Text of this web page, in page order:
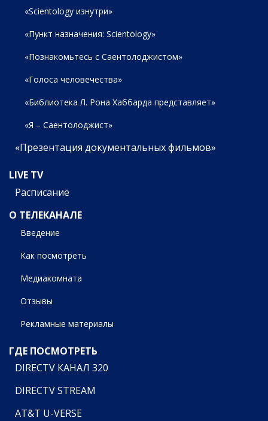
«Scientology изнутри»
«Пункт назначения: Scientology»
«Познакомьтесь с Саентолоджистом»
«Голоса человечества»
«Библиотека Л. Рона Хаббарда представляет»
«Я – Саентолоджист»
«Презентация документальных фильмов»
LIVE TV
Расписание
О ТЕЛЕКАНАЛЕ
Введение
Как посмотреть
Медиакомната
Отзывы
Рекламные материалы
ГДЕ ПОСМОТРЕТЬ
DIRECTV КАНАЛ 320
DIRECTV STREAM
AT&T U-VERSE